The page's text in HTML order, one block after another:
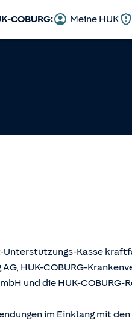
COBURG: Meine HUK
Kasse
HUK-COBURG-
und die HUK-
im Einklang mit